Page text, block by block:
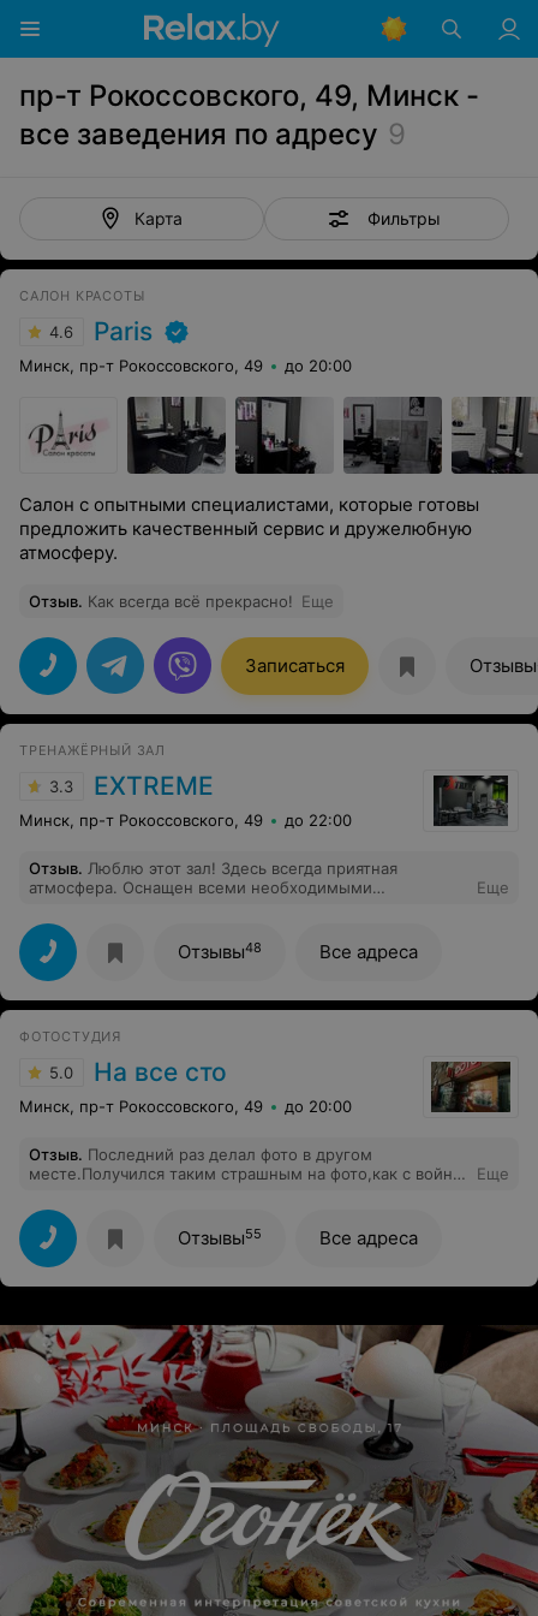
пр-т Рокоссовского, 49, Минск -
все заведения по адресу 9
Карта Фильтры
САЛОН КРАСОТЫ
4.6 Paris
Минск, пр-т Рокоссовского, 49 до 20:00
Салон с опытными специалистами, которые готовы
предложить качественный сервис и дружелюбную
атмосферу.
Отзыв. Как всегда всё прекрасно! Еще
Записаться Отзывы
ТРЕНАЖЁРНЫЙ ЗАЛ
3.3 EXTREME
Минск, пр-т Рокоссовского, 49 до 22:00
Отзыв. Люблю этот зал! Здесь всегда приятная
атмосфера. Оснащен всеми необходимыми
приветливый. К каждому находят индивидуальный
подход. Пару раз я попросила поставить мою любимую
музыку и теперь каждый раз при моем посещении
включают музыку для меня. Мне безумно приятно,
спасибо! Чувствую здесь себя как дома, так же уютно
Еще
Отзывы48 Все адреса
ФОТОСТУДИЯ
5.0 На все сто
Минск, пр-т Рокоссовского, 49 до 20:00
Отзыв. Последний раз делал фото в другом
месте.Получился таким страшным на фото,как с войны
плохо.На днях делал фото на паспорт на Рокоссовского
49,фотки получились просто обалдеть,хоть на сайт
знакомств выкладывай)))).Фотограф-молодая
девчонка,просто молодец.Теперь за фото только
туда,и знакомым тоже буду советовать.
Еще
Отзывы55 Все адреса